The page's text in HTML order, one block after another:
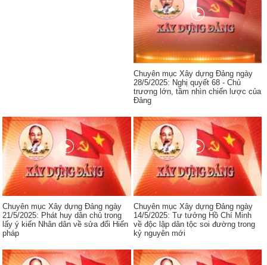
Chuyên mục Xây dựng Đảng ngày
28/5/2025: Nghị quyết 68 - Chủ
trương lớn, tầm nhìn chiến lược của
Đảng
Chuyên mục Xây dựng Đảng ngày
21/5/2025: Phát huy dân chủ trong
lấy ý kiến Nhân dân về sửa đổi Hiến
pháp
Chuyên mục Xây dựng Đảng ngày
14/5/2025: Tư tưởng Hồ Chí Minh
về độc lập dân tộc soi đường trong
kỷ nguyên mới